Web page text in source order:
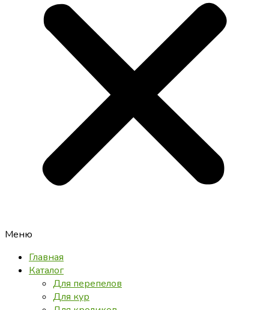
Меню
Главная
Каталог
Для перепелов
Для кур